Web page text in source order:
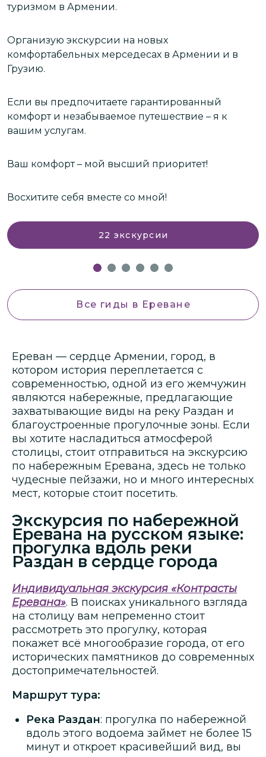
туризмом в Армении.
Организую экскурсии на новых
комфортабельных мерседесах в Армении и в
Грузию.
Если вы предпочитаете гарантированный
комфорт и незабываемое путешествие – я к
вашим услугам.
Ваш комфорт – мой высший приоритет!
Восхитите себя вместе со мной!
22 экскурсии
Все гиды в Ереване
Ереван — сердце Армении, город, в
котором история переплетается с
современностью, одной из его жемчужин
являются набережные, предлагающие
захватывающие виды на реку Раздан и
благоустроенные прогулочные зоны. Если
вы хотите насладиться атмосферой
столицы, стоит отправиться на экскурсию
по набережным Еревана, здесь не только
чудесные пейзажи, но и много интересных
мест, которые стоит посетить.
Экскурсия по набережной
Еревана на русском языке:
прогулка вдоль реки
Раздан в сердце города
Индивидуальная экскурсия «Контрасты
Еревана». В поисках уникального взгляда
на столицу вам непременно стоит
рассмотреть это прогулку, которая
покажет всё многообразие города, от его
исторических памятников до современных
достопримечательностей.
Маршрут тура:
Река Раздан: прогулка по набережной
вдоль этого водоема займет не более 15
минут и откроет красивейший вид, вы